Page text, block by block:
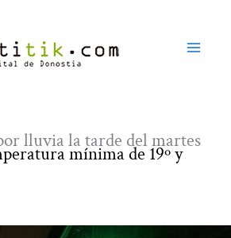
lluvia la tarde del martes
mínima de 19º y